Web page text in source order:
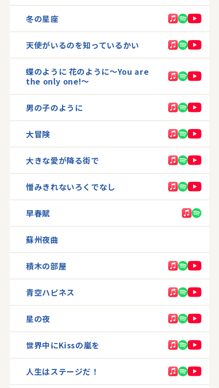
冬の星座
天使がいるのを知っているかい
蝶のように 花のように〜You are
the only one!〜
男の子のように
大冒険
大きな愛が降る街で
憎みきれないろくでなし
早春賦
蘇州夜曲
積木の部屋
青空ハピネス
星の夜
世界中にKissの嵐を
人生はステージだ！